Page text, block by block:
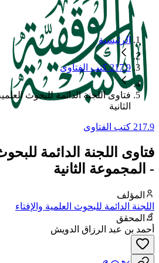
الرئيسية
217.9 كتب الفتاوى
فتاوى اللجنة الدائمة للبحوث
الثانية
217.9 كتب الفتاوى
فتاوى اللجنة الدائمة
- المجموعة الثانية
المؤلف
اللجنة الدائمة للبحوث العلمية والإفتاء
المحقق
أحمد بن عبد الرزاق الدويش